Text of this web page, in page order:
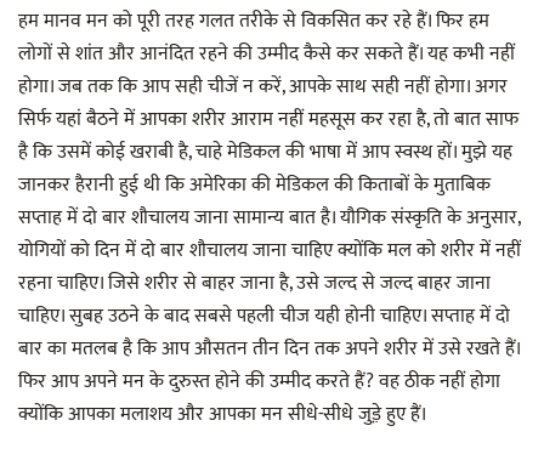
हम मानव मन को पूरी तरह गलत तरीके से विकसित कर रहे हैं। फिर हम
लोगों से शांत और आनंदित रहने की उम्मीद कैसे कर सकते हैं। यह कभी नहीं
होगा। जब तक कि आप सही चीजें न करें, आपके साथ सही नहीं होगा। अगर
सिर्फ यहां बैठने में आपका शरीर आराम नहीं महसूस कर रहा है, तो बात साफ
है कि उसमें कोई खराबी है, चाहे मेडिकल की भाषा में आप स्वस्थ हों। मुझे यह
जानकर हैरानी हुई थी कि अमेरिका की मेडिकल की किताबों के मुताबिक
सप्ताह में दो बार शौचालय जाना सामान्य बात है। यौगिक संस्कृति के अनुसार,
योगियों को दिन में दो बार शौचालय जाना चाहिए क्योंकि मल को शरीर में नहीं
रहना चाहिए। जिसे शरीर से बाहर जाना है, उसे जल्द से जल्द बाहर जाना
चाहिए। सुबह उठने के बाद सबसे पहली चीज यही होनी चाहिए। सप्ताह में दो
बार का मतलब है कि आप औसतन तीन दिन तक अपने शरीर में उसे रखते हैं।
फिर आप अपने मन के दुरुस्त होने की उम्मीद करते हैं? वह ठीक नहीं होगा
क्योंकि आपका मलाशय और आपका मन सीधे-सीधे जुड़़े हुए हैं।